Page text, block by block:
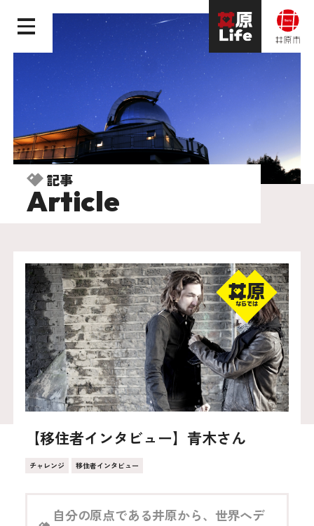
記事
Article
【移住者インタビュー】青木さん
チャレンジ 移住者インタビュー
自分の原点である井原から、世界へデ